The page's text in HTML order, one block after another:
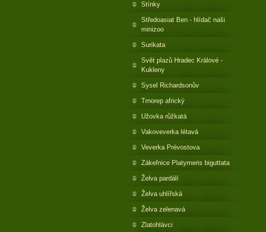
Stínky
Středoasiat Ben - hlídač naši
minizoo
Surikata
Svět plazů Hradec Králové -
Kukleny
Sysel Richardsonův
Trnorep africký
Užovka růžkatá
Vakoveverka létavá
Veverka Prévostova
Zákeřnice Platymeris biguttata
Želva pardálí
Želva uhlířská
Želva zelenavá
Zlatohlávci